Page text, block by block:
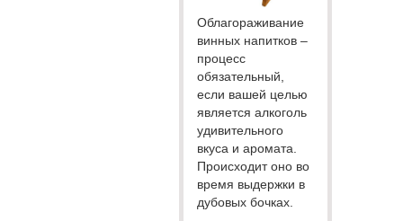
Облагораживание
винных напитков –
процесс
обязательный,
если вашей целью
является алкоголь
удивительного
вкуса и аромата.
Происходит оно во
время выдержки в
дубовых бочках.